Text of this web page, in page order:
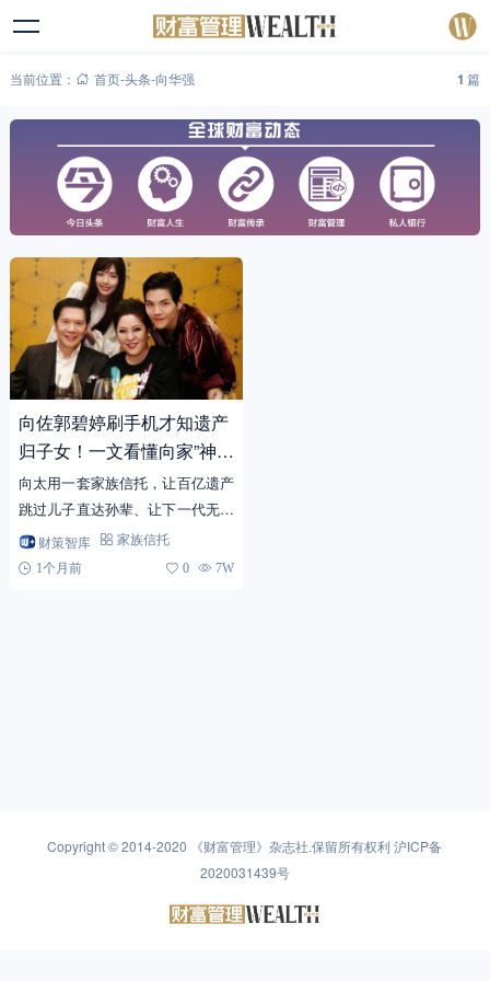
当前位置： 首页-头条-向华强 1 篇
向佐郭碧婷刷手机才知遗产
归子女！一文看懂向家”神级
传承操作”
向太用一套家族信托，让百亿遗产
跳过儿子直达孙辈、让下一代无产
可争。这波“神级操作”背后到底藏
着什么设计？
财策智库
家族信托
1个月前
0 7W
Copyright © 2014-2020 《财富管理》杂志社.保留所有权利沪ICP备
2020031439号